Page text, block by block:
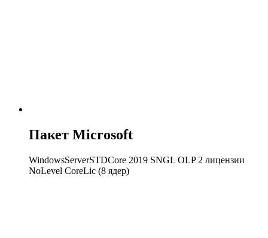
Пакет Microsoft
WindowsServerSTDCore 2019 SNGL OLP 2 лицензии
NoLevel CoreLic (8 ядер)